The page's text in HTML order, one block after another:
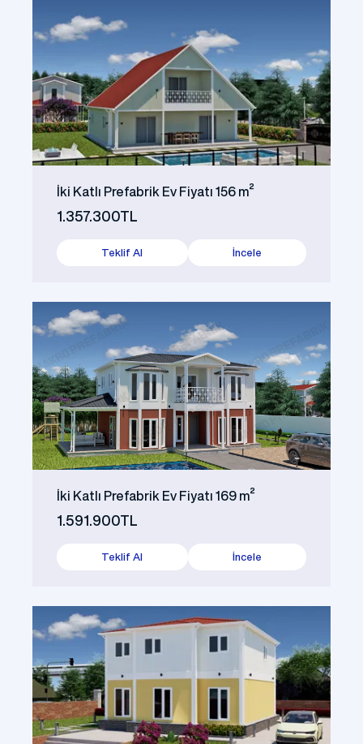
İki Katlı Prefabrik Ev Fiyatı 156 m²
1.357.300TL
Teklif Al İncele
İki Katlı Prefabrik Ev Fiyatı 169 m²
1.591.900TL
Teklif Al İncele